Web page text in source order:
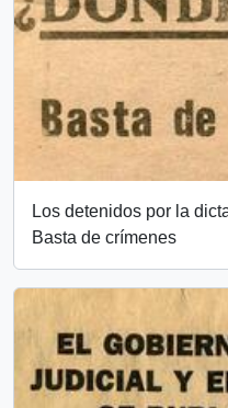
Los detenidos por la
Basta de crímenes